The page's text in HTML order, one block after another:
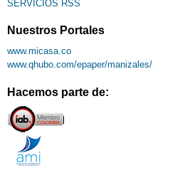
SERVICIOS RSS
Nuestros Portales
www.micasa.co
www.qhubo.com/epaper/manizales/
Hacemos parte de: